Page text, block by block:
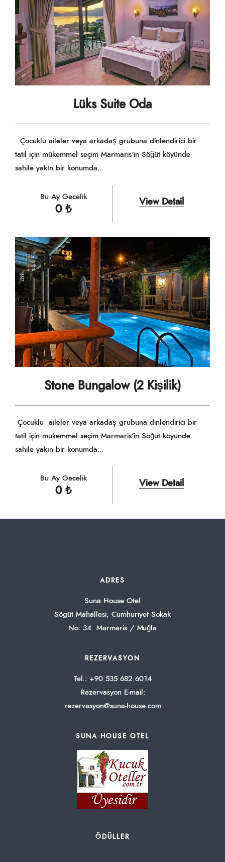
Lüks Suite Oda
Çocuklu aileler veya arkadaş grubuna dinlendirici bir
tatil için mükemmel seçim Marmaris'in Söğüt köyünde
sahile yakın bir konumda...
Bu Ay Gecelik
0 ₺
View Detail
Stone Bungalow (2 Kişilik)
Çocuklu aileler veya arkadaş grubuna dinlendirici bir
tatil için mükemmel seçim Marmaris'in Söğüt köyünde
sahile yakın bir konumda...
Bu Ay Gecelik
0 ₺
View Detail
ADRES
Suna House Otel
Sögüt Mahallesi, Cumhuriyet Sokak
No: 34 Marmaris / Muğla
REZERVASYON
Tel.: +90 535 682 6014
Rezervasyon E-mail:
rezervasyon@suna-house.com
SUNA HOUSE OTEL
ÖDÜLLER